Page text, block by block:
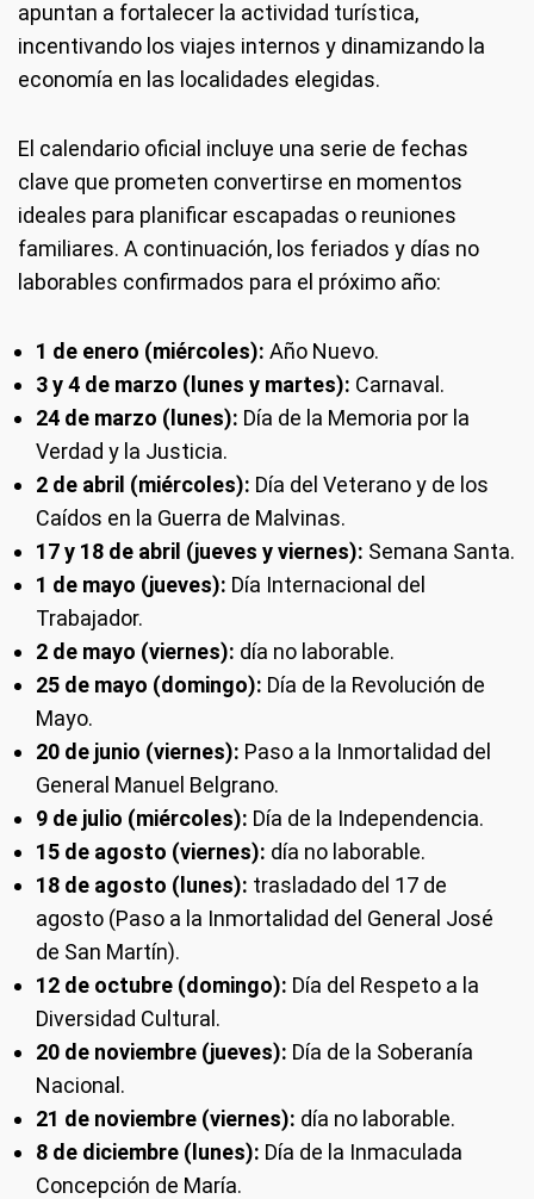
apuntan a fortalecer la actividad turística,
incentivando los viajes internos y dinamizando la
economía en las localidades elegidas.
El calendario oficial incluye una serie de fechas
clave que prometen convertirse en momentos
ideales para planificar escapadas o reuniones
familiares. A continuación, los feriados y días no
laborables confirmados para el próximo año:
1 de enero (miércoles): Año Nuevo.
3 y 4 de marzo (lunes y martes): Carnaval.
24 de marzo (lunes): Día de la Memoria por la
Verdad y la Justicia.
2 de abril (miércoles): Día del Veterano y de los
Caídos en la Guerra de Malvinas.
17 y 18 de abril (jueves y viernes): Semana Santa.
1 de mayo (jueves): Día Internacional del
Trabajador.
2 de mayo (viernes): día no laborable.
25 de mayo (domingo): Día de la Revolución de
Mayo.
20 de junio (viernes): Paso a la Inmortalidad del
General Manuel Belgrano.
9 de julio (miércoles): Día de la Independencia.
15 de agosto (viernes): día no laborable.
18 de agosto (lunes): trasladado del 17 de
agosto (Paso a la Inmortalidad del General José
de San Martín).
12 de octubre (domingo): Día del Respeto a la
Diversidad Cultural.
20 de noviembre (jueves): Día de la Soberanía
Nacional.
21 de noviembre (viernes): día no laborable.
8 de diciembre (lunes): Día de la Inmaculada
Concepción de María.